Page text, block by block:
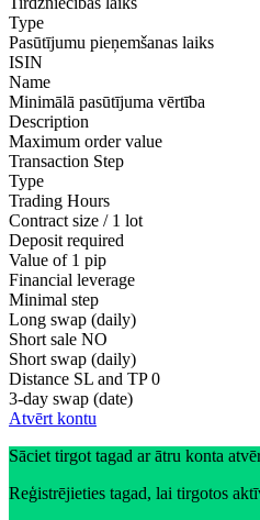
Type
Pasūtījumu pieņemšanas laiks
ISIN
Name
Minimālā pasūtījuma vērtība
Description
Maximum order value
Transaction Step
Type
Trading Hours
Contract size / 1 lot
Deposit required
Value of 1 pip
Financial leverage
Minimal step
Long swap (daily)
Short sale NO
Short swap (daily)
Distance SL and TP 0
3-day swap (date)
Atvērt kontu
Sāciet tirgot tagad ar ātru konta
Reģistrējieties tagad, lai tirgotos